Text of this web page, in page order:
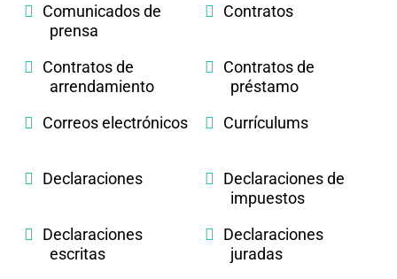
Comunicados de
prensa
Contratos
Contratos de
arrendamiento
Contratos de
préstamo
Correos electrónicos
Currículums
Declaraciones
Declaraciones de
impuestos
Declaraciones
escritas
Declaraciones
juradas